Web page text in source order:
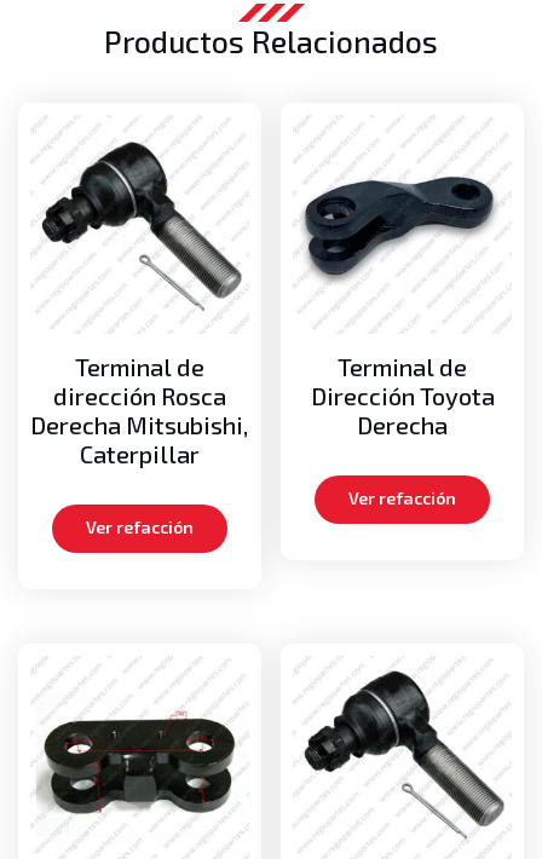
Productos Relacionados
Terminal de
dirección Rosca
Derecha Mitsubishi,
Caterpillar
Ver refacción
Terminal de
Dirección Toyota
Derecha
Ver refacción